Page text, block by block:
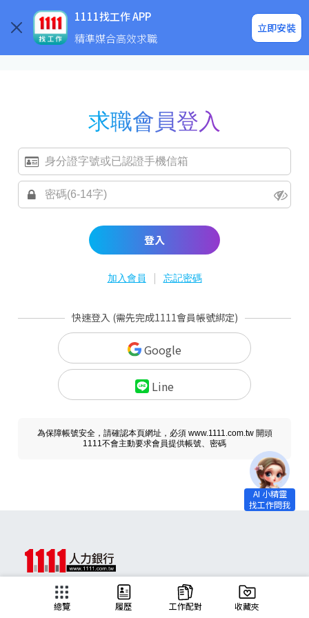
1111找工作 APP
精準媒合高效求職
立即安裝
企業求才
求職會員登入
登入
加入會員 | 忘記密碼
快速登入 (需先完成1111會員帳號綁定)
Google
Line
為保障帳號安全，請確認本頁網址，必須 www.1111.com.tw 開頭
1111不會主動要求會員提供帳號、密碼
總覽 履歷 工作配對 收藏夾